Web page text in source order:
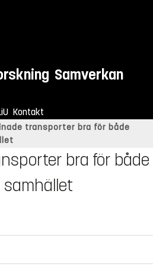
Samverkan
Kontakt
transporter bra för både
bra för både